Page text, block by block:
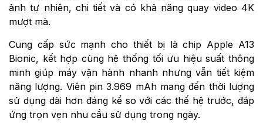
ảnh tự nhiên, chi tiết và có khả năng quay video 4K
mượt mà.
Cung cấp sức mạnh cho thiết bị là chip Apple A13
Bionic, kết hợp cùng hệ thống tối ưu hiệu suất thông
minh giúp máy vận hành nhanh nhưng vẫn tiết kiệm
năng lượng. Viên pin 3.969 mAh mang đến thời lượng
sử dụng dài hơn đáng kể so với các thế hệ trước, đáp
ứng trọn vẹn nhu cầu sử dụng trong ngày.